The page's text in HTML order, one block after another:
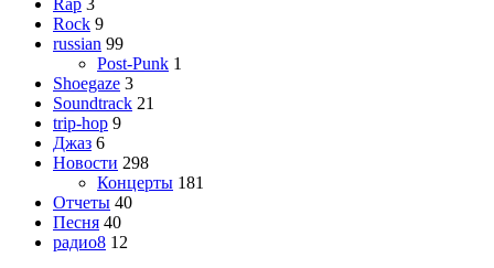
Rock 9
russian 99
Post-Punk 1
Shoegaze 3
Soundtrack 21
trip-hop 9
Джаз 6
Новости 298
Концерты 181
Отчеты 40
Песня 40
радио8 12